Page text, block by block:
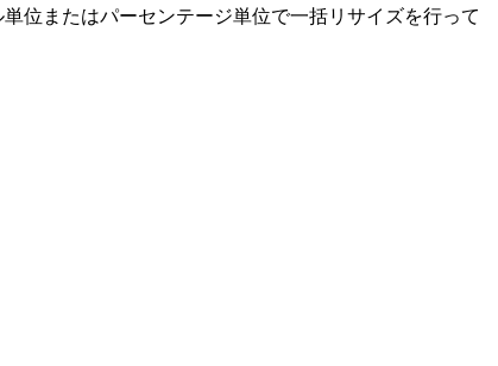
位またはパーセンテージ単位で一括リサイズを行って